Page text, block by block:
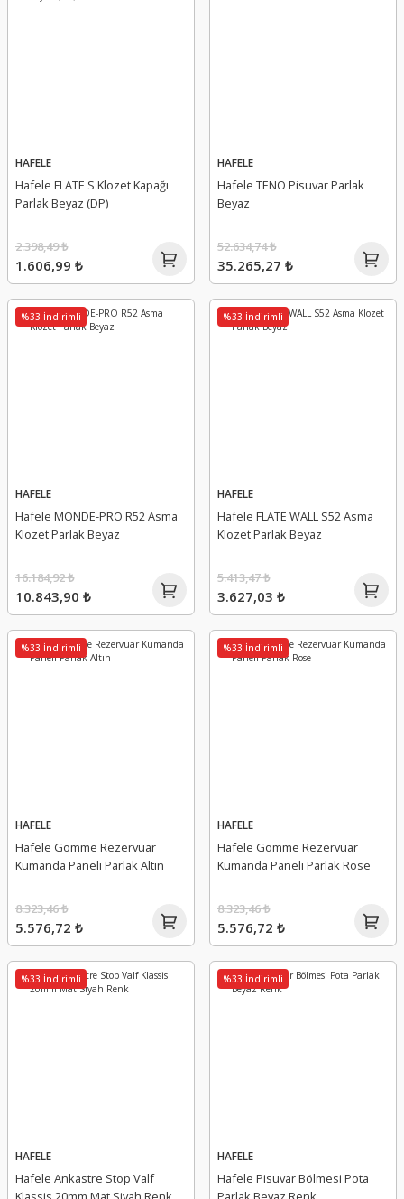
HAFELE
Hafele FLATE S Klozet Kapağı
Parlak Beyaz (DP)
1.606,99 ₺
2.398,49 ₺
HAFELE
Hafele TENO Pisuvar Parlak
Beyaz
35.265,27 ₺
52.634,74 ₺
%33 İndirimli
HAFELE
Hafele MONDE-PRO R52 Asma
Klozet Parlak Beyaz
10.843,90 ₺
16.184,92 ₺
%33 İndirimli
HAFELE
Hafele FLATE WALL S52 Asma
Klozet Parlak Beyaz
3.627,03 ₺
5.413,47 ₺
%33 İndirimli
HAFELE
Hafele Gömme Rezervuar
Kumanda Paneli Parlak Altın
5.576,72 ₺
8.323,46 ₺
%33 İndirimli
HAFELE
Hafele Gömme Rezervuar
Kumanda Paneli Parlak Rose
5.576,72 ₺
8.323,46 ₺
%33 İndirimli
HAFELE
Hafele Ankastre Stop Valf
%33 İndirimli
HAFELE
Hafele Pisuvar Bölmesi Pota